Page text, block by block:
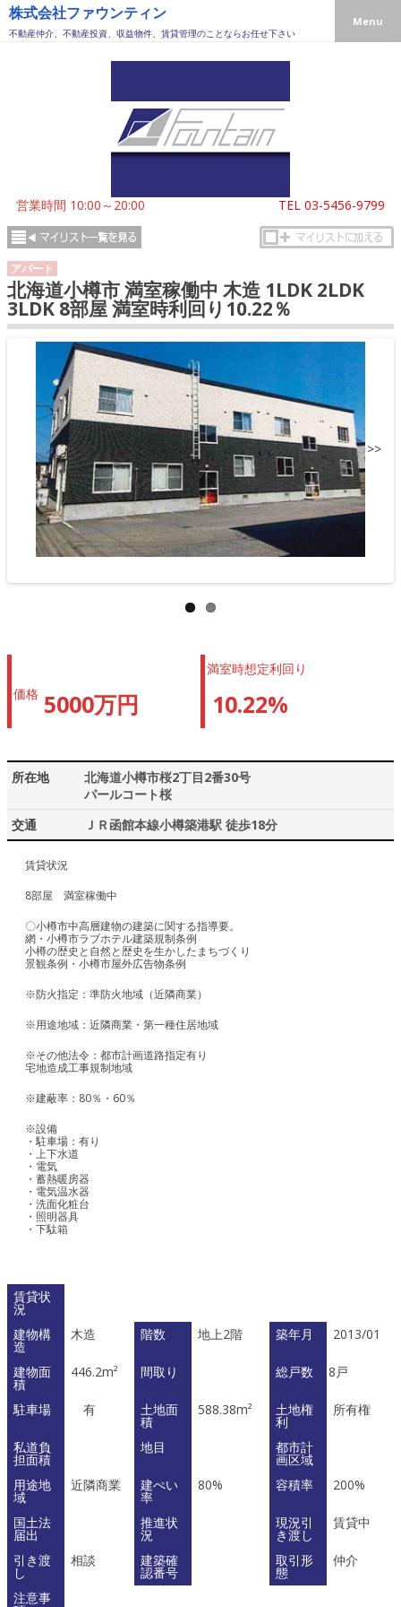
株式会社ファウンティン
不動産仲介、不動産投資、収益物件、賃貸管理のことならお任せ下さい
営業時間 10:00～20:00 TEL 03-5456-9799
Menu
アパート
北海道小樽市 満室稼働中 木造 1LDK 2LDK
3LDK 8部屋 満室時利回り10.22％
>>
価格 5000万円
満室時想定利回り
10.22%
所在地
北海道小樽市桜2丁目2番30号
パールコート桜
交通
ＪＲ函館本線小樽築港駅 徒歩18分
賃貸状況
8部屋 満室稼働中
〇小樽市中高層建物の建築に関する指導要。
網・小樽市ラブホテル建築規制条例
小樽の歴史と自然と歴史を生かしたまちづくり
景観条例・小樽市屋外広告物条例
※防火指定：準防火地域（近隣商業）
※用途地域：近隣商業・第一種住居地域
※その他法令：都市計画道路指定有り
宅地造成工事規制地域
※建蔽率：80％・60％
※設備
・駐車場：有り
・上下水道
・電気
・蓄熱暖房器
・電気温水器
・洗面化粧台
・照明器具
・下駄箱
賃貸状
況
建物構
造
木造 階数 地上2階 築年月 2013/01
建物面
積
446.2m² 間取り 総戸数 8戸
駐車場 有 土地面
積
588.38m² 土地権
利
所有権
私道負
担面積
地目 都市計
画区域
用途地
域
近隣商業 建ぺい
率
80% 容積率 200%
国土法
届出
推進状
況
現況引
き渡し
賃貸中
引き渡
し
相談 建築確
認番号
取引形
態
仲介
注意事